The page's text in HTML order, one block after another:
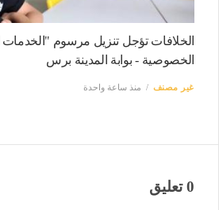
الخلافات تؤجل تنزيل مرسوم
الخصوصية - بوابة المدينة برس
غير مصنف منذ ساعة واحدة
0 تعليق